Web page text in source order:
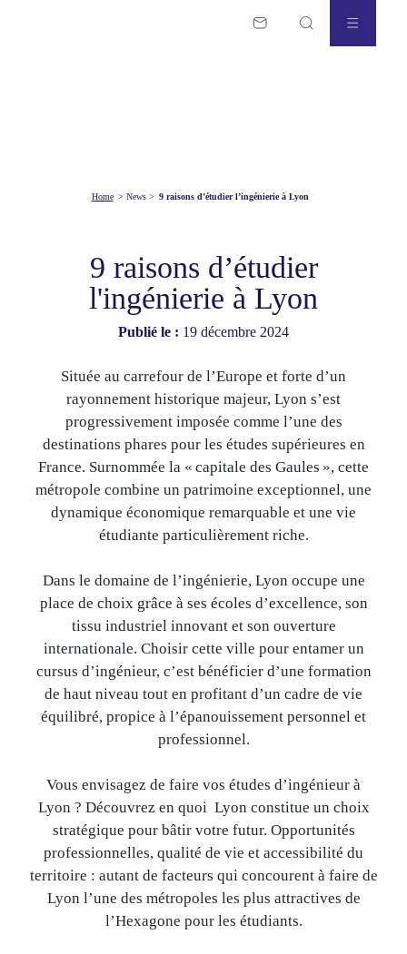
Home > News> 9 raisons d’étudier l’ingénierie à Lyon
9 raisons d’étudier
l'ingénierie à Lyon
Publié le : 19 décembre 2024
Située au carrefour de l’Europe et forte d’un
rayonnement historique majeur, Lyon s’est
progressivement imposée comme l’une des
destinations phares pour les études supérieures en
France. Surnommée la « capitale des Gaules », cette
métropole combine un patrimoine exceptionnel, une
dynamique économique remarquable et une vie
étudiante particulièrement riche.
Dans le domaine de l’ingénierie, Lyon occupe une
place de choix grâce à ses écoles d’excellence, son
tissu industriel innovant et son ouverture
internationale. Choisir cette ville pour entamer un
cursus d’ingénieur, c’est bénéficier d’une formation
de haut niveau tout en profitant d’un cadre de vie
équilibré, propice à l’épanouissement personnel et
professionnel.
Vous envisagez de faire vos études d’ingénieur à
Lyon ? Découvrez en quoi Lyon constitue un choix
stratégique pour bâtir votre futur. Opportunités
professionnelles, qualité de vie et accessibilité du
territoire : autant de facteurs qui concourent à faire de
Lyon l’une des métropoles les plus attractives de
l’Hexagone pour les étudiants.